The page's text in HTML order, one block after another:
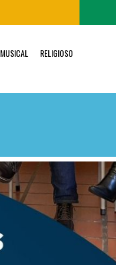
MUSICAL RELIGIOSO